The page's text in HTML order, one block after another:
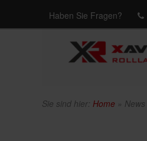
Haben Sie Fragen?
Sie sind hier: Home » News